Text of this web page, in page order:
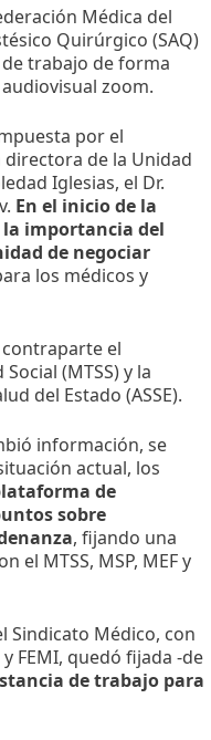
Médica del
Quirúrgico (SAQ)
trabajo de forma
zoom.
por el
directora de la Unidad
Iglesias, el Dr.
En el inicio de la
la importancia del
de negociar
los médicos y
el
(MTSS) y la
del Estado (ASSE).
información, se
actual, los
de
sobre
, fijando una
el MTSS, MSP, MEF y
Sindicato Médico, con
FEMI, quedó fijada -de
de trabajo para